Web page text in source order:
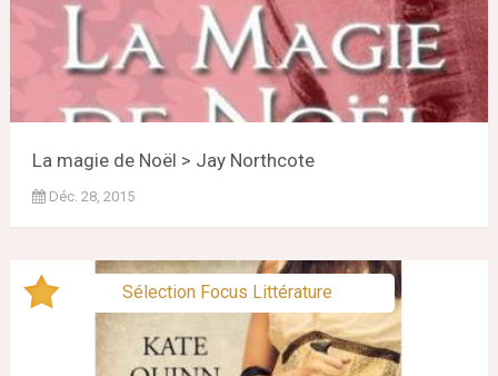
La magie de Noël > Jay Northcote
Déc. 28, 2015
Sélection Focus Littérature